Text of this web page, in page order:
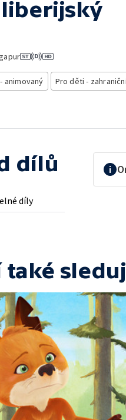
animovaný Pro děti -
dílů
díly
také